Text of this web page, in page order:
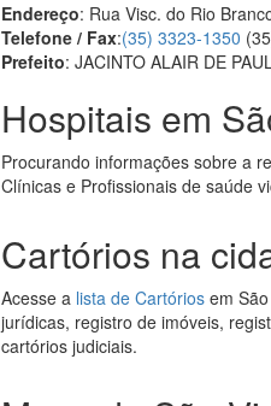
Endereço: Rua Visc. do Rio
Telefone / Fax:(35) 3323-1350
Prefeito: JACINTO ALAIR DE
Hospitais em
Procurando informações sobre a
Clínicas e Profissionais de saúde
Cartórios na
Acesse a lista de Cartórios em
jurídicas, registro de imóveis,
cartórios judiciais.